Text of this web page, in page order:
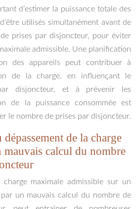
d’estimer la puissance totale des
utilisés simultanément avant de
prises par disjoncteur, pour éviter
admissible. Une planification
des appareils peut contribuer à
de la charge, en influençant le
disjoncteur, et à prévenir les
de la puissance consommée est
le nombre de prises par disjoncteur.
dépassement de la charge
mauvais calcul du nombre
charge maximale admissible sur un
un mauvais calcul du nombre de